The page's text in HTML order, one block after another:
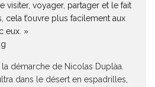
visiter, voyager, partager et le fait
cela t’ouvre plus facilement aux
eux. »
démarche de Nicolas Duplàa.
dans le désert en espadrilles,